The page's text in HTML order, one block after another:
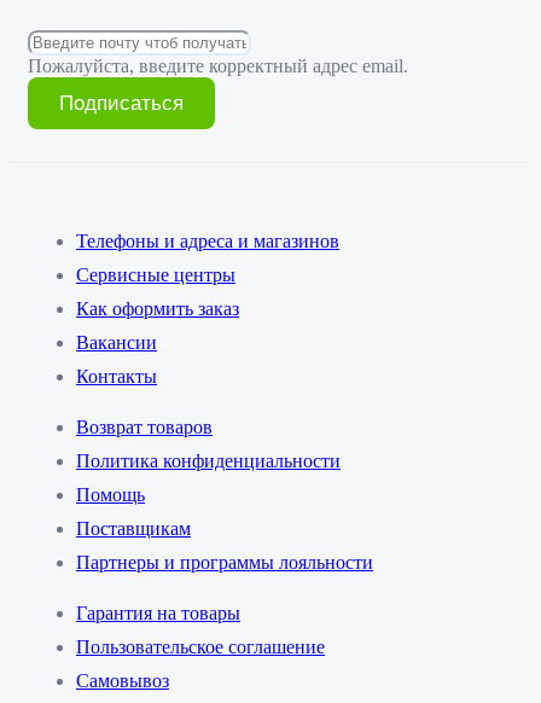
Пожалуйста, введите корректный адрес email.
Подписаться
Телефоны и адреса и магазинов
Сервисные центры
Как оформить заказ
Вакансии
Контакты
Возврат товаров
Политика конфиденциальности
Помощь
Поставщикам
Партнеры и программы лояльности
Гарантия на товары
Пользовательское соглашение
Самовывоз